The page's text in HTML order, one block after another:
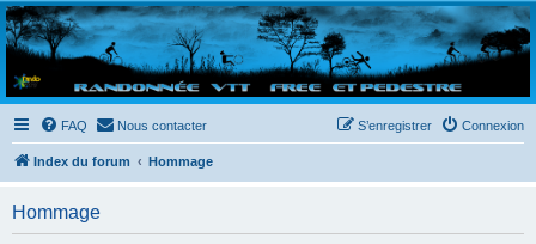
Randovttfree.fr
Bienvenue sur le site des randos vtt et pédestre de Bretagne . Bonne navigation sur le site
et bonnes randos dans l'Ouest !
FAQ Nous contacter Connexion
S’enregistrer
Index du forum Hommage
Hommage